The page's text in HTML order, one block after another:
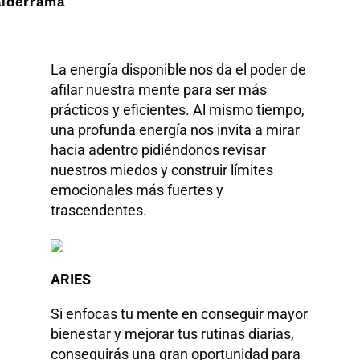
La energía disponible nos da el poder de
afilar nuestra mente para ser más
prácticos y eficientes. Al mismo tiempo,
una profunda energía nos invita a mirar
hacia adentro pidiéndonos revisar
nuestros miedos y construir límites
emocionales más fuertes y
trascendentes.
ARIES
Si enfocas tu mente en conseguir mayor
bienestar y mejorar tus rutinas diarias,
conseguirás una gran oportunidad para